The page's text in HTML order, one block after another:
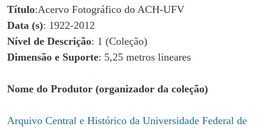
Título:Acervo Fotográfico do ACH-UFV
Data (s): 1922-2012
Nível de Descrição: 1 (Coleção)
Dimensão e Suporte: 5,25 metros lineares
Nome do Produtor (organizador da coleção)
Arquivo Central e Histórico da Universidade Federal de